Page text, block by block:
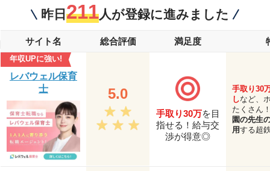
昨日 211人が登録に進みました
サイト名 総合評価 満足度
年収UPに強い!
レバウェル保育
士
5.0
手取り30万を目
指せる！給与交
渉が得意◎
手取り30
しなど、
たくさん
園の先生
用する超